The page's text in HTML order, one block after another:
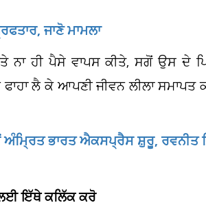
ਜਾਣੋ ਮਾਮਲਾ
ਹੀ ਪੈਸੇ ਵਾਪਸ ਕੀਤੇ, ਸਗੋਂ ਉਸ ਦੇ
ਲੈ ਕੇ ਆਪਣੀ ਜੀਵਨ ਲੀਲਾ ਸਮਾਪਤ
ਭਾਰਤ ਐਕਸਪ੍ਰੈਸ ਸ਼ੁਰੂ, ਰਵਨੀਤ
ਇੱਥੇ ਕਲਿੱਕ ਕਰੋ